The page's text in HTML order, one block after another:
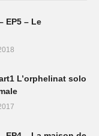
EP5 – Le
L’orphelinat solo